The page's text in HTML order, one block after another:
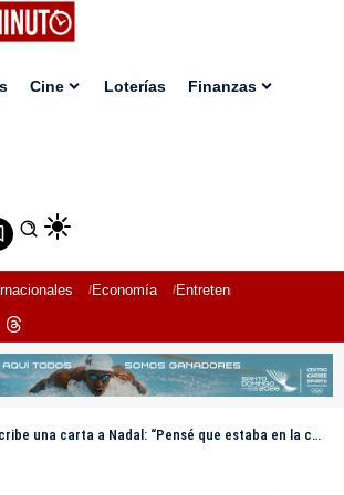
Cine Loterías Finanzas
Economía Entretenimiento
carta a Nadal: “Pensé que estaba en la cima del mundo hasta que llegaste”